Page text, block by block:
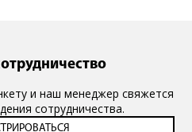
и наш менеджер свяжется
сотрудничества.